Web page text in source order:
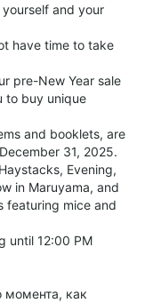
and your
have time to take
pre-New Year sale
to buy unique
and booklets, are
31, 2025.
Evening,
in Maruyama, and
featuring mice and
until 12:00 PM
момента, как